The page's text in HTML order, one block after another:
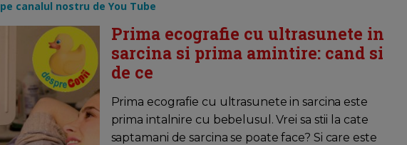
pe canalul nostru de You Tube
Prima ecografie cu ultrasunete in
sarcina si prima amintire: cand si
de ce
Prima ecografie cu ultrasunete in sarcina este
prima intalnire cu bebelusul. Vrei sa stii la cate
saptamani de sarcina se poate face? Si care este